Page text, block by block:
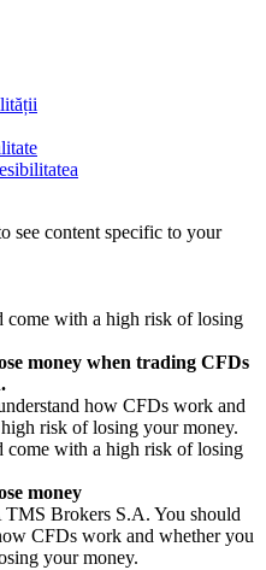
see content specific to your
come with a high risk of losing
money when trading CFDs
how CFDs work and
risk of losing your money.
come with a high risk of losing
money
Brokers S.A. You should
CFDs work and whether you
your money.